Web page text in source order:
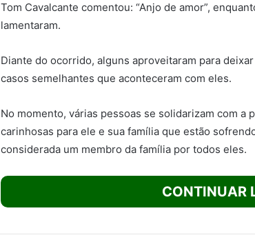
Tom Cavalcante comentou: “Anjo de amor”,
lamentaram.
Diante do ocorrido, alguns aproveitaram para
casos semelhantes que aconteceram com eles.
No momento, várias pessoas se solidarizam com a
carinhosas para ele e sua família que estão
considerada um membro da família por todos eles.
CONTINUAR